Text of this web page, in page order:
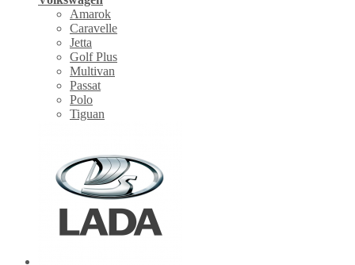
Amarok
Caravelle
Jetta
Golf Plus
Multivan
Passat
Polo
Tiguan